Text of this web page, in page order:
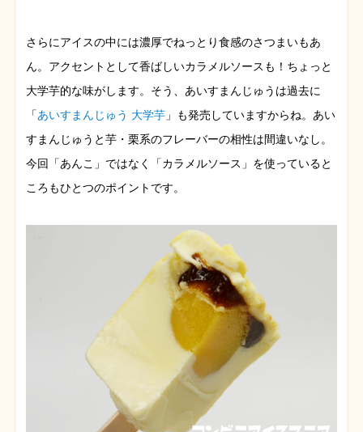
さらにアイスの中には濃厚でねっとり食感のさつまいもあ
ん。アクセントとして香ばしいカラメルソースも！ちょっと
大学芋的な味がします。そう、あいすまんじゅうは過去に
「あいすまんじゅう 大学芋 」も発売していますからね。あい
すまんじゅうと芋・栗系のフレーバーの相性は間違いなし。
今回「あんこ」ではなく「カラメルソース」を使っていると
ころもひとつのポイントです。